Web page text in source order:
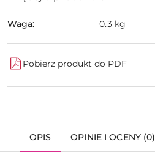
Waga: 0.3 kg
Pobierz produkt do PDF
OPIS OPINIE I OCENY (0)